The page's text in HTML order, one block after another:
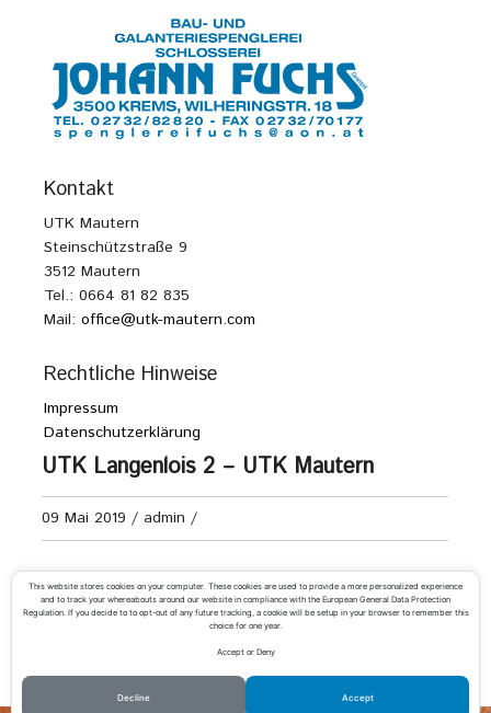
Kontakt
UTK Mautern
Steinschützstraße 9
3512 Mautern
Tel.: 0664 81 82 835
Mail: office@utk-mautern.com
Rechtliche Hinweise
Impressum
Datenschutzerklärung
UTK Langenlois 2 – UTK Mautern
09 Mai 2019 / admin /
Kids U10 Kreisliga A
TC Eggenburg – UTK Mautern
UTC Gedersdorf – UTK Mautern
This website stores cookies on your computer. These cookies are used to provide a more personalized experience
and to track your whereabouts around our website in compliance with the European General Data Protection
Regulation. If you decide to to opt-out of any future tracking, a cookie will be setup in your browser to remember this
choice for one year.
Accept or Deny
Decline Accept